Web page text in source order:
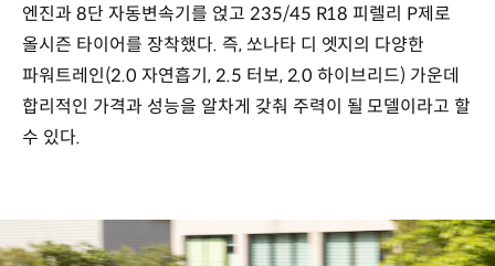
엔진과 8단 자동변속기를 얹고 235/45 R18 피렐리 P제로
올시즌 타이어를 장착했다. 즉, 쏘나타 디 엣지의 다양한
파워트레인(2.0 자연흡기, 2.5 터보, 2.0 하이브리드) 가운데
합리적인 가격과 성능을 알차게 갖춰 주력이 될 모델이라고 할
수 있다.